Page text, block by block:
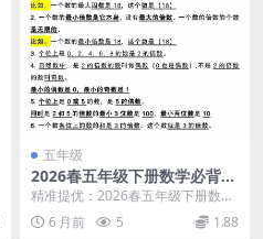
五年级
2026春五年级下册数学必背38
个考点总结全册重点提分精华
精准提优：2026春五年级下册数学
必背38个考点总结深度解析 大家
好，我是学科星...
6 月前 5 1.88